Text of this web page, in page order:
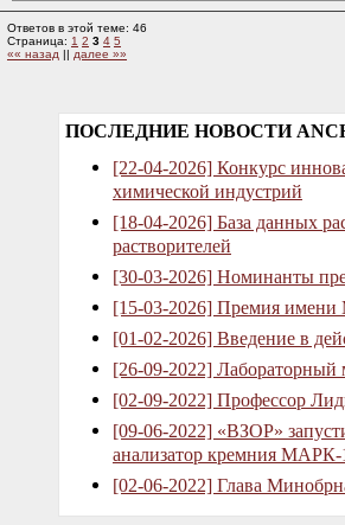
Ответов в этой теме: 46
Страница: 1 2 3 4 5
«« назад || далее »»
ПОСЛЕДНИЕ НОВОСТИ
[22-04-2026] Конкурс
химической индустрий
[18-04-2026] База данных
растворителей
[30-03-2026] Номинанты
[15-03-2026] Премия
[01-02-2026] Введение в
[26-09-2022] Лабораторный
[02-09-2022] Профессор
[09-06-2022] «ВЗОР»
анализатор кремния МАРК-
[02-06-2022] Глава